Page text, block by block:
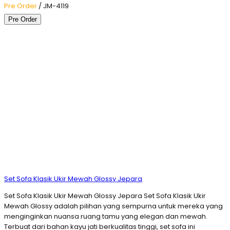
Pre Order / JM-4119
Pre Order
Set Sofa Klasik Ukir Mewah Glossy Jepara
Set Sofa Klasik Ukir Mewah Glossy Jepara Set Sofa Klasik Ukir
Mewah Glossy adalah pilihan yang sempurna untuk mereka yang
menginginkan nuansa ruang tamu yang elegan dan mewah.
Terbuat dari bahan kayu jati berkualitas tinggi, set sofa ini